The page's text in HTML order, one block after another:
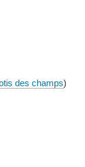
des champs)